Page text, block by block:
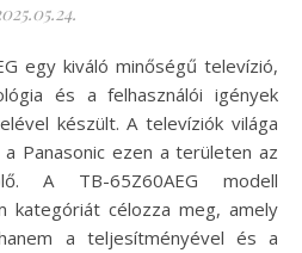
és a felhasználói igények
készült. A televíziók világa
Panasonic ezen a területen az
A TB-65Z60AEG modell
kategóriát célozza meg, amely
a teljesítményével és a